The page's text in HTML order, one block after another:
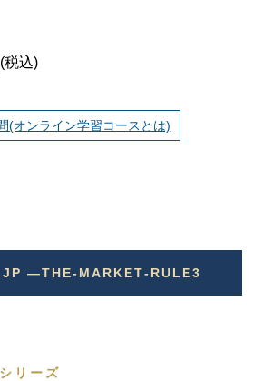
(税込)
(オンライン学習コースとは)
—THE‐MARKET‐RULE3
リーズ